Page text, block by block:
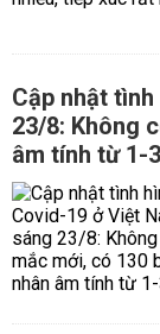
Cập nhật
23/8: Không
âm tính từ 1-